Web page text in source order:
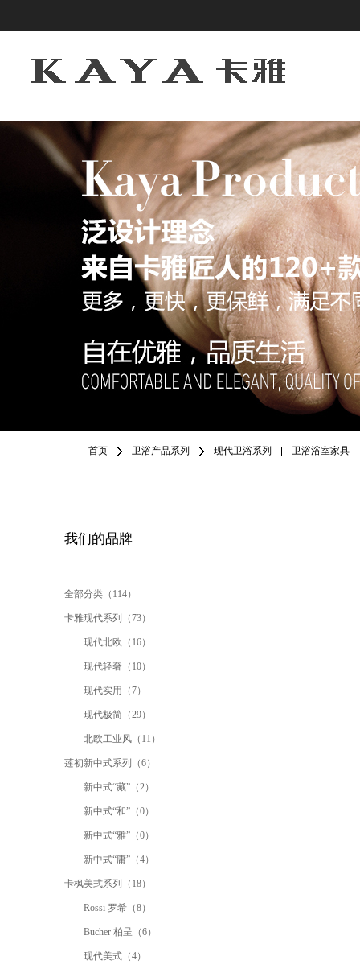
首页 卫浴产品系列 现代卫浴系列 卫浴浴室家具
我们的品牌
全部分类（114）
卡雅现代系列（73）
现代北欧（16）
现代轻奢（10）
现代实用（7）
现代极简（29）
北欧工业风（11）
莲初新中式系列（6）
新中式“藏”（2）
新中式“和”（0）
新中式“雅”（0）
新中式“庸”（4）
卡枫美式系列（18）
Rossi 罗希（8）
Bucher 柏呈（6）
现代美式（4）